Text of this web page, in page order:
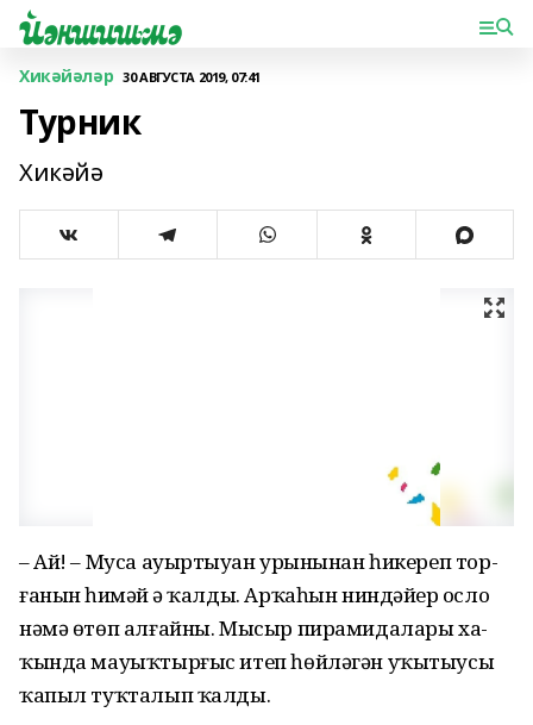
Хикәйәләр 30 АВГУСТА 2019, 07:41
Турник
Хикәйә
– Ай! – Муса ауыртыу­ҙан урынынан һикереп тор­
ғанын һиҙмәй ҙә ҡалды. Арҡаһын ниндәйҙер осло
нәмә өтөп алғайны. Мысыр пирамидалары ха­
ҡында мауыҡтырғыс итеп һөйләгән уҡытыусы
ҡапыл туҡталып ҡалды.